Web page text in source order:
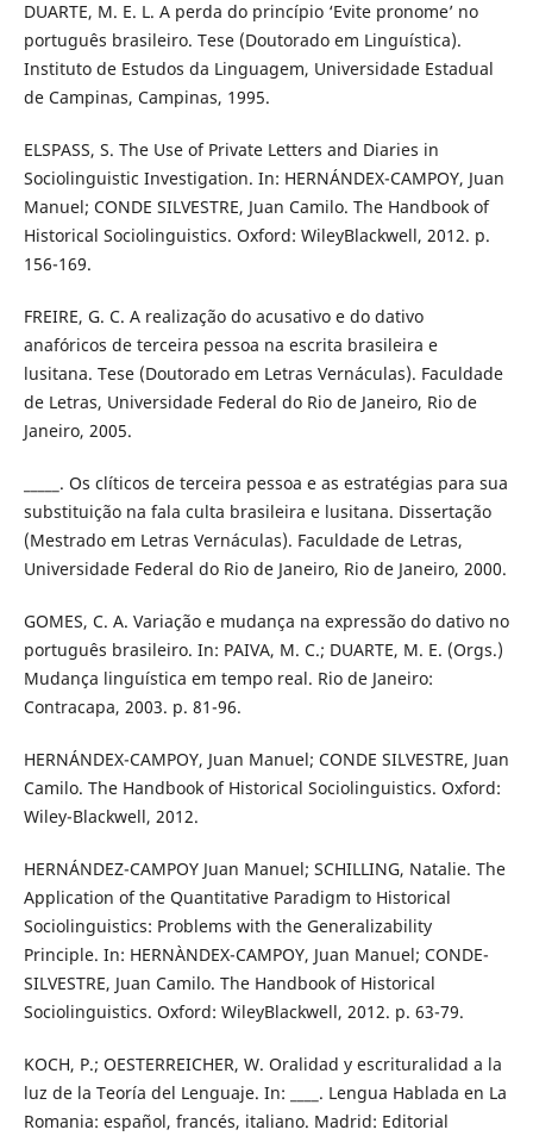
DUARTE, M. E. L. A perda do princípio ‘Evite pronome’ no
português brasileiro. Tese (Doutorado em Linguística).
Instituto de Estudos da Linguagem, Universidade Estadual
de Campinas, Campinas, 1995.
ELSPASS, S. The Use of Private Letters and Diaries in
Sociolinguistic Investigation. In: HERNÁNDEX-CAMPOY, Juan
Manuel; CONDE SILVESTRE, Juan Camilo. The Handbook of
Historical Sociolinguistics. Oxford: WileyBlackwell, 2012. p.
156-169.
FREIRE, G. C. A realização do acusativo e do dativo
anafóricos de terceira pessoa na escrita brasileira e
lusitana. Tese (Doutorado em Letras Vernáculas). Faculdade
de Letras, Universidade Federal do Rio de Janeiro, Rio de
Janeiro, 2005.
_____. Os clíticos de terceira pessoa e as estratégias para sua
substituição na fala culta brasileira e lusitana. Dissertação
(Mestrado em Letras Vernáculas). Faculdade de Letras,
Universidade Federal do Rio de Janeiro, Rio de Janeiro, 2000.
GOMES, C. A. Variação e mudança na expressão do dativo no
português brasileiro. In: PAIVA, M. C.; DUARTE, M. E. (Orgs.)
Mudança linguística em tempo real. Rio de Janeiro:
Contracapa, 2003. p. 81-96.
HERNÁNDEX-CAMPOY, Juan Manuel; CONDE SILVESTRE, Juan
Camilo. The Handbook of Historical Sociolinguistics. Oxford:
Wiley-Blackwell, 2012.
HERNÁNDEZ-CAMPOY Juan Manuel; SCHILLING, Natalie. The
Application of the Quantitative Paradigm to Historical
Sociolinguistics: Problems with the Generalizability
Principle. In: HERNÀNDEX-CAMPOY, Juan Manuel; CONDE-
SILVESTRE, Juan Camilo. The Handbook of Historical
Sociolinguistics. Oxford: WileyBlackwell, 2012. p. 63-79.
KOCH, P.; OESTERREICHER, W. Oralidad y escrituralidad a la
luz de la Teoría del Lenguaje. In: ____. Lengua Hablada en La
Romania: español, francés, italiano. Madrid: Editorial